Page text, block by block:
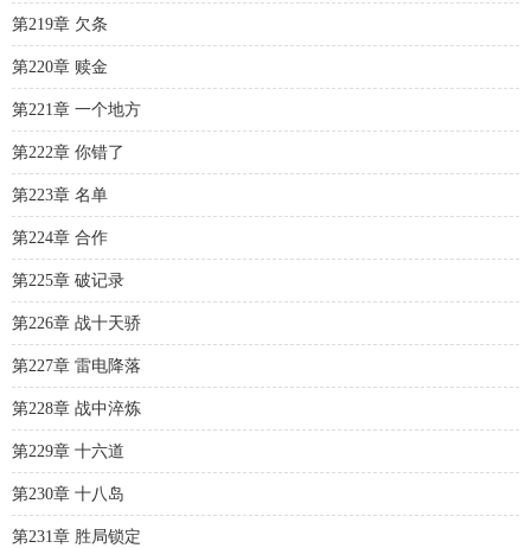
第219章 欠条
第220章 赎金
第221章 一个地方
第222章 你错了
第223章 名单
第224章 合作
第225章 破记录
第226章 战十天骄
第227章 雷电降落
第228章 战中淬炼
第229章 十六道
第230章 十八岛
第231章 胜局锁定